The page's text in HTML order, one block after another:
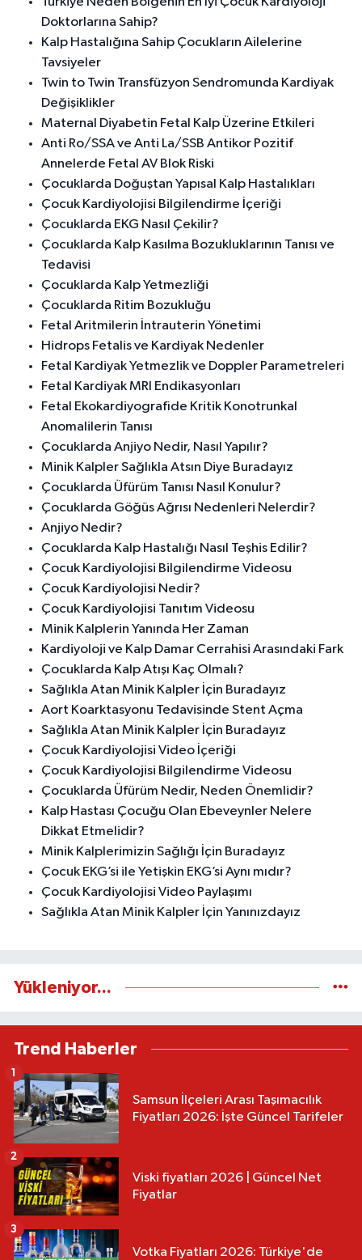
Doktorlarına Sahip?
Kalp Hastalığına Sahip Çocukların Ailelerine
Tavsiyeler
Twin to Twin Transfüzyon Sendromunda Kardiyak
Değişiklikler
Maternal Diyabetin Fetal Kalp Üzerine Etkileri
Anti Ro/SSA ve Anti La/SSB Antikor Pozitif
Annelerde Fetal AV Blok Riski
Çocuklarda Doğuştan Yapısal Kalp Hastalıkları
Çocuk Kardiyolojisi Bilgilendirme İçeriği
Çocuklarda EKG Nasıl Çekilir?
Çocuklarda Kalp Kasılma Bozukluklarının Tanısı ve
Tedavisi
Çocuklarda Kalp Yetmezliği
Çocuklarda Ritim Bozukluğu
Fetal Aritmilerin İntrauterin Yönetimi
Hidrops Fetalis ve Kardiyak Nedenler
Fetal Kardiyak Yetmezlik ve Doppler Parametreleri
Fetal Kardiyak MRI Endikasyonları
Fetal Ekokardiyografide Kritik Konotrunkal
Anomalilerin Tanısı
Çocuklarda Anjiyo Nedir, Nasıl Yapılır?
Minik Kalpler Sağlıkla Atsın Diye Buradayız
Çocuklarda Üfürüm Tanısı Nasıl Konulur?
Çocuklarda Göğüs Ağrısı Nedenleri Nelerdir?
Anjiyo Nedir?
Çocuklarda Kalp Hastalığı Nasıl Teşhis Edilir?
Çocuk Kardiyolojisi Bilgilendirme Videosu
Çocuk Kardiyolojisi Nedir?
Çocuk Kardiyolojisi Tanıtım Videosu
Minik Kalplerin Yanında Her Zaman
Kardiyoloji ve Kalp Damar Cerrahisi Arasındaki Fark
Çocuklarda Kalp Atışı Kaç Olmalı?
Sağlıkla Atan Minik Kalpler İçin Buradayız
Aort Koarktasyonu Tedavisinde Stent Açma
Sağlıkla Atan Minik Kalpler İçin Buradayız
Çocuk Kardiyolojisi Video İçeriği
Çocuk Kardiyolojisi Bilgilendirme Videosu
Çocuklarda Üfürüm Nedir, Neden Önemlidir?
Kalp Hastası Çocuğu Olan Ebeveynler Nelere
Dikkat Etmelidir?
Minik Kalplerimizin Sağlığı İçin Buradayız
Çocuk EKG’si ile Yetişkin EKG’si Aynı mıdır?
Çocuk Kardiyolojisi Video Paylaşımı
Sağlıkla Atan Minik Kalpler İçin Yanınızdayız
Yükleniyor...
Trend Haberler
Samsun İlçeleri Arası Taşımacılık
Fiyatları 2026: İşte Güncel Tarifeler
1
Viski fiyatları 2026 | Güncel Net
Fiyatlar
2
Votka Fiyatları 2026: Türkiye'de
3